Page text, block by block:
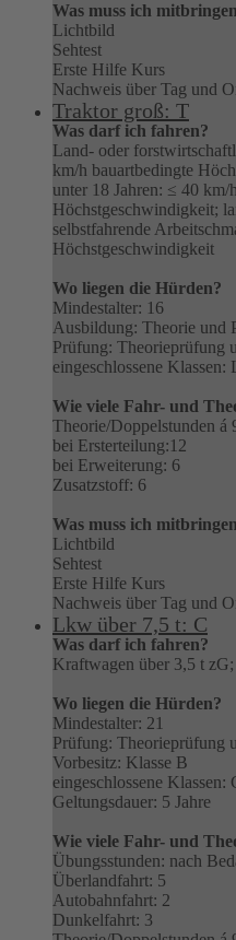
Was muss ich
Lichtbild
Sehtest
Erste Hilfe Kurs
Nachweis über Tag und
Traktor groß: T
Was darf ich fahren?
Land- oder
km/h bauartbedingte
unter 18 Jahren: ≤ 40 km/
Höchstgeschwindigkeit;
selbstfahrende
Höchstgeschwindigkeit
Wo liegen die Hürden?
Mindestalter: 16
Ausbildung: Theorie und
Prüfung: Theorieprüfung
eingeschlossene Klassen:
Wie viele Fahr- und
Theorie/Doppelstunden á
bei Ersterteilung:12
bei Erweiterung: 6
Zusatzstoff: 6
Was muss ich
Lichtbild
Sehtest
Erste Hilfe Kurs
Nachweis über Tag und
Lkw über 7,5 t: C
Was darf ich fahren?
Kraftwagen über 3,5 t
Wo liegen die Hürden?
Mindestalter: 21
Prüfung: Theorieprüfung
Vorbesitz: Klasse B
eingeschlossene
Geltungsdauer: 5 Jahre
Wie viele Fahr- und
Übungsstunden: nach
Überlandfahrt: 5
Autobahnfahrt: 2
Dunkelfahrt: 3